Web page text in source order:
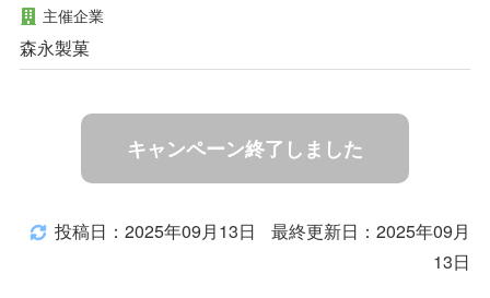
主催企業
森永製菓
キャンペーン終了しました
投稿日：2025年09月13日
最終更新日：2025年09月
13日